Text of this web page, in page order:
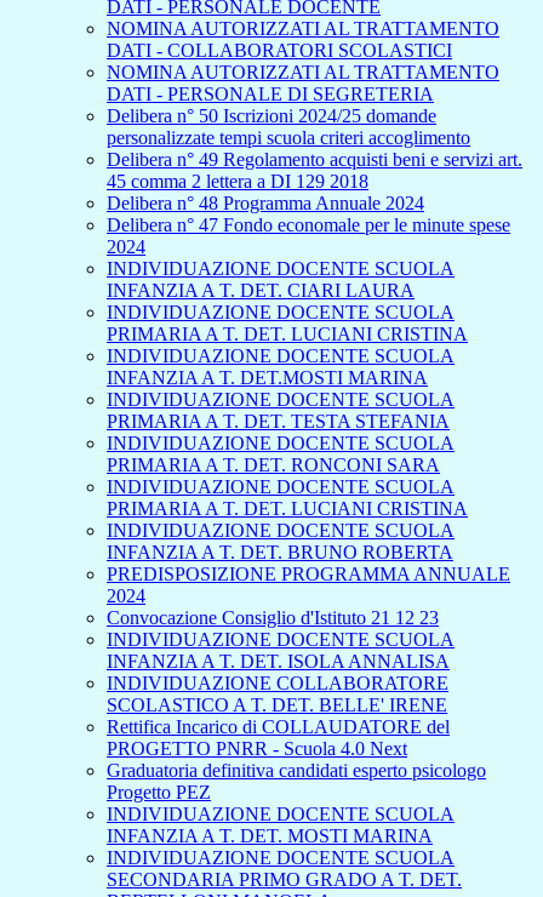
DATI - PERSONALE DOCENTE
NOMINA AUTORIZZATI AL TRATTAMENTO
DATI - COLLABORATORI SCOLASTICI
NOMINA AUTORIZZATI AL TRATTAMENTO
DATI - PERSONALE DI SEGRETERIA
Delibera n° 50 Iscrizioni 2024/25 domande
personalizzate tempi scuola criteri accoglimento
Delibera n° 49 Regolamento acquisti beni e servizi art.
45 comma 2 lettera a DI 129 2018
Delibera n° 48 Programma Annuale 2024
Delibera n° 47 Fondo economale per le minute spese
2024
INDIVIDUAZIONE DOCENTE SCUOLA
INFANZIA A T. DET. CIARI LAURA
INDIVIDUAZIONE DOCENTE SCUOLA
PRIMARIA A T. DET. LUCIANI CRISTINA
INDIVIDUAZIONE DOCENTE SCUOLA
INFANZIA A T. DET.MOSTI MARINA
INDIVIDUAZIONE DOCENTE SCUOLA
PRIMARIA A T. DET. TESTA STEFANIA
INDIVIDUAZIONE DOCENTE SCUOLA
PRIMARIA A T. DET. RONCONI SARA
INDIVIDUAZIONE DOCENTE SCUOLA
PRIMARIA A T. DET. LUCIANI CRISTINA
INDIVIDUAZIONE DOCENTE SCUOLA
INFANZIA A T. DET. BRUNO ROBERTA
PREDISPOSIZIONE PROGRAMMA ANNUALE
2024
Convocazione Consiglio d'Istituto 21 12 23
INDIVIDUAZIONE DOCENTE SCUOLA
INFANZIA A T. DET. ISOLA ANNALISA
INDIVIDUAZIONE COLLABORATORE
SCOLASTICO A T. DET. BELLE' IRENE
Rettifica Incarico di COLLAUDATORE del
PROGETTO PNRR - Scuola 4.0 Next
Graduatoria definitiva candidati esperto psicologo
Progetto PEZ
INDIVIDUAZIONE DOCENTE SCUOLA
INFANZIA A T. DET. MOSTI MARINA
INDIVIDUAZIONE DOCENTE SCUOLA
SECONDARIA PRIMO GRADO A T. DET.